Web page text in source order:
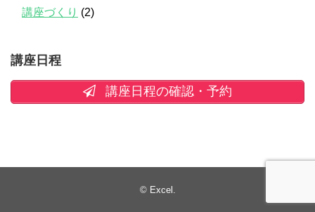
講座づくり (2)
講座日程
講座日程の確認・予約
© Excel